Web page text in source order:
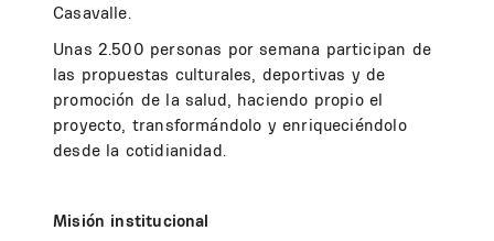
Casavalle.
Unas 2.500 personas por semana participan de
las propuestas culturales, deportivas y de
promoción de la salud, haciendo propio el
proyecto, transformándolo y enriqueciéndolo
desde la cotidianidad.
Misión institucional